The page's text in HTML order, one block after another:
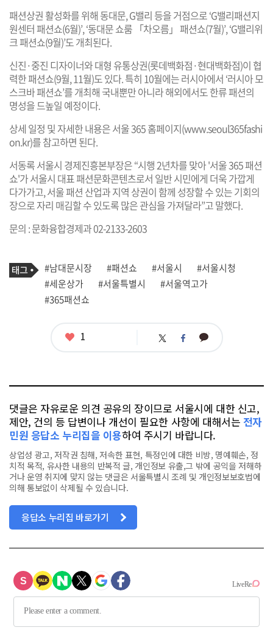
패션상권 활성화를 위해 동대문, G밸리 등을 거점으로 ‘G밸리패션지
원센터 패션쇼(6월)’, ‘동대문 쇼룸 「차오름」 패션쇼(7월)’, ‘G밸리위
크 패션쇼(9월)’도 개최된다.
신진·중진 디자이너와 대형 유통상권(롯데백화점·현대백화점)이 협
력한 패션쇼(9월, 11월)도 있다. 특히 10월에는 러시아에서 ‘러시아 모
스크바 패션쇼’를 개최해 국내뿐만 아니라 해외에서도 한류 패션의
명성을 드높일 예정이다.
상세 일정 및 자세한 내용은 서울 365 홈페이지(www.seoul365fashi
on.kr)를 참고하면 된다.
서동록 서울시 경제진흥본부장은 “시행 2년차를 맞아 '서울 365 패션
쇼'가 서울시 대표 패션문화콘텐츠로서 일반 시민에게 더욱 가깝게
다가가고, 서울 패션 산업과 지역 상권이 함께 성장할 수 있는 기회의
장으로 자리 매김할 수 있도록 많은 관심을 가져달라”고 말했다.
문의 : 문화융합경제과 02-2133-2603
기
사
관
련
태
태
그
#남대문시장 #패션쇼 #서울시
#서울시청
#세운상가
#서울특별시
#서울역고가
#365패션쇼
좋1 트 페 카
댓글은 자유로운 의견 공유의 장이므로 서울시에 대한 신고,
제안, 건의 등 답변이나 개선이 필요한 사항에 대해서는 전자
민원 응답소 누리집을 이용하여 주시기 바랍니다.
상업성 광고, 저작권 침해, 저속한 표현, 특정인에 대한 비방, 명예훼손, 정
치적 목적, 유사한 내용의 반복적 글, 개인정보 유출,그 밖에 공익을 저해하
거나 운영 취지에 맞지 않는 댓글은 서울특별시 조례 및 개인정보보호법에
의해 통보없이 삭제될 수 있습니다.
응답소 누리집 바로가기